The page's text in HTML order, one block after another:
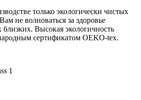
только экологически чистых
не волноваться за здоровье
Высокая экологичность
сертификатом OEKO-tex.
1